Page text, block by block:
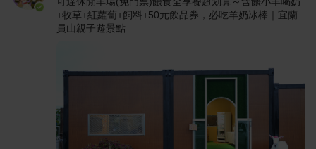
+牧草+紅蘿蔔+飼料+50元飲品券，必吃羊奶冰棒｜宜蘭
員山親子遊景點